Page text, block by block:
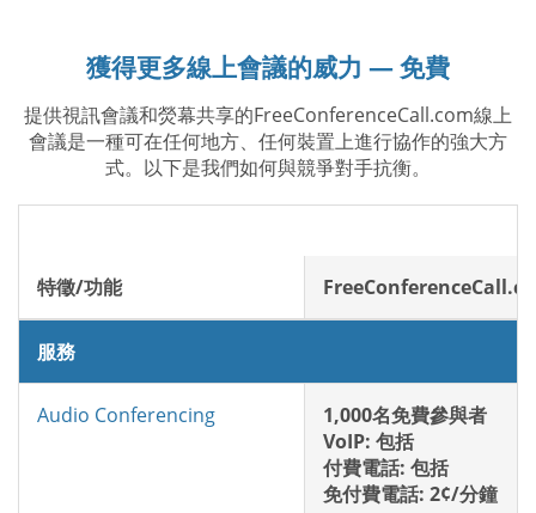
獲得更多線上會議的威力 — 免費
提供視訊會議和熒幕共享的FreeConferenceCall.com線上
會議是一種可在任何地方、任何裝置上進行協作的強大方
式。以下是我們如何與競爭對手抗衡。
特徵/功能
服務
Audio Conferencing
1,000名免費參與者
VoIP: 包括
付費電話: 包括
免付費電話: 2¢/分鐘